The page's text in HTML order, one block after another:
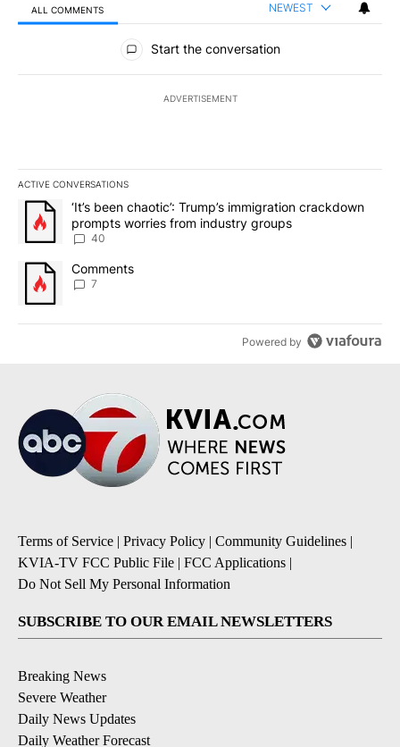
ALL COMMENTS NEWEST
All Comments
Start the conversation
ADVERTISEMENT
ACTIVE CONVERSATIONS
The following is a list of the most commented articles in the last
A trending article titled "‘It’s been chaotic’: Trump’s
‘It’s been chaotic’: Trump’s immigration crackdown
prompts worries from industry groups
40
A trending article titled "Comments" with 7 comments.
Comments
7
Powered by
Terms of Service | Privacy Policy | Community Guidelines |
KVIA-TV FCC Public File | FCC Applications |
Do Not Sell My Personal Information
SUBSCRIBE TO OUR EMAIL NEWSLETTERS
Breaking News
Severe Weather
Daily News Updates
Daily Weather Forecast